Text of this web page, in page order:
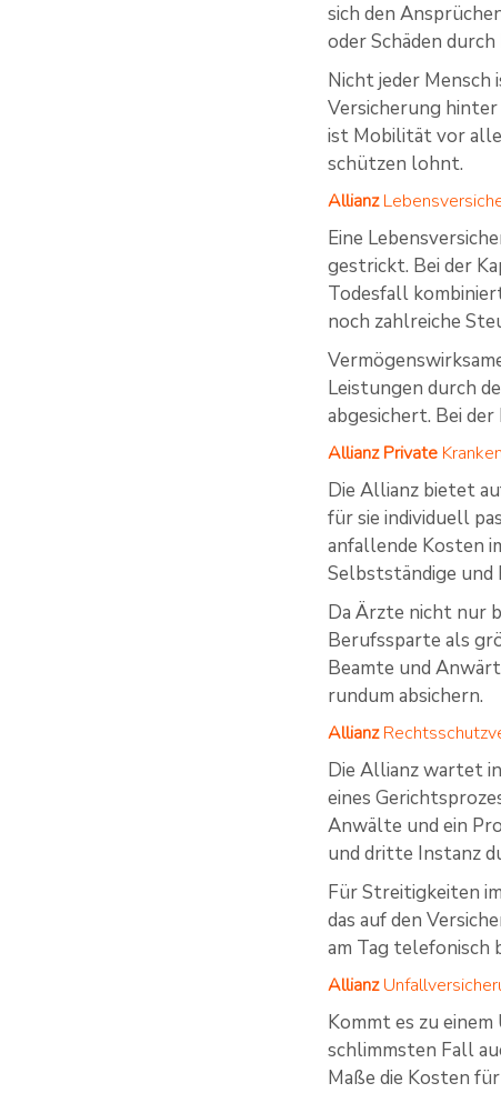
sich den
oder Schäden
Nicht jeder Mensch
Versicherung hinter
ist Mobilität vor
schützen lohnt.
Allianz
Eine
gestrickt. Bei der
Todesfall
noch zahlreiche
Leistungen durch
abgesichert. Bei
Allianz Private
Die Allianz bietet
für sie individuell
anfallende Kosten
Selbstständige und
Da Ärzte nicht nur
Berufssparte als
Beamte und
rundum absichern.
Allianz
Die Allianz wartet
eines
Anwälte und ein
und dritte Instanz
Für Streitigkeiten
das auf den
am Tag telefonisch
Allianz
Kommt es zu
schlimmsten Fall
Maße die Kosten